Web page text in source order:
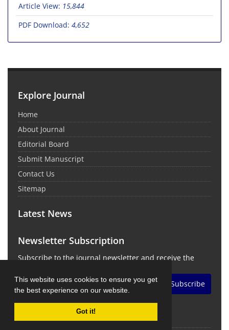
This website uses cookies to ensure you get
the best experience on our website.
Got it!
Article View: 15,844
PDF Download: 4,652
Explore Journal
Home
About Journal
Editorial Board
Submit Manuscript
Contact Us
Sitemap
Latest News
Newsletter Subscription
Subscribe to the journal newsletter and receive the
Subscribe